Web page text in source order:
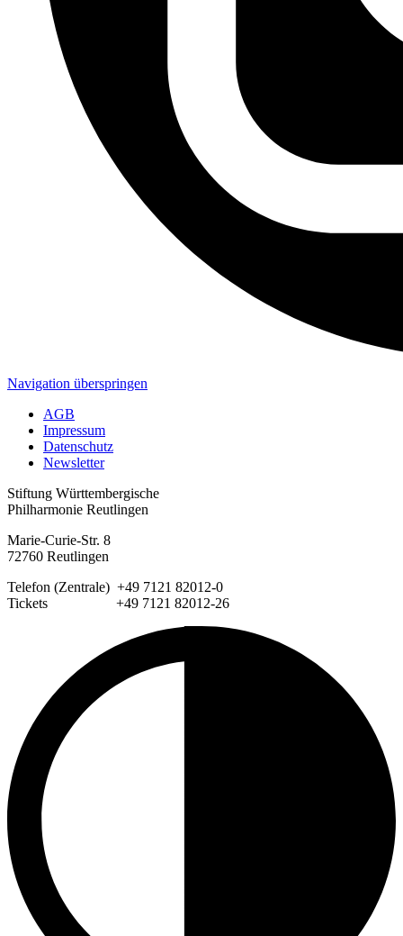
Navigation überspringen
AGB
Impressum
Datenschutz
Newsletter
Stiftung Württembergische
Philharmonie Reutlingen
Marie-Curie-Str. 8
72760 Reutlingen
Telefon (Zentrale) +49 7121 82012-0
Tickets +49 7121 82012-26